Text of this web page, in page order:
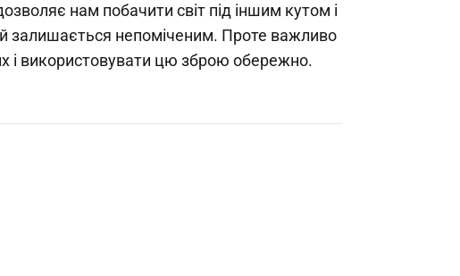
нам побачити світ під іншим кутом і
залишається непоміченим. Проте важливо
і використовувати цю зброю обережно.